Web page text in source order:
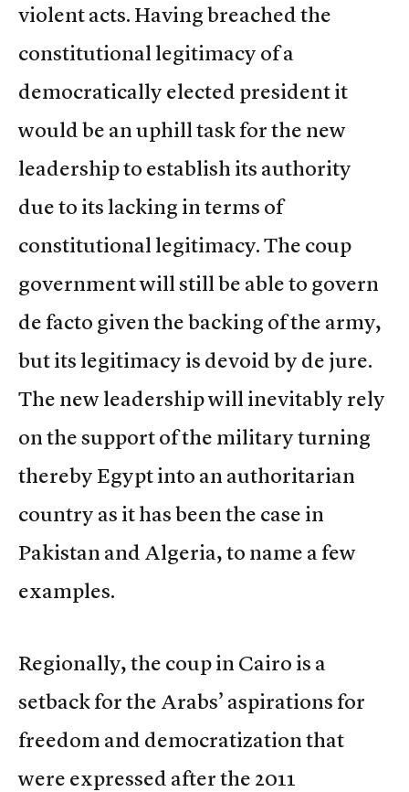
violent acts. Having breached the
constitutional legitimacy of a
democratically elected president it
would be an uphill task for the new
leadership to establish its authority
due to its lacking in terms of
constitutional legitimacy. The coup
government will still be able to govern
de facto given the backing of the army,
but its legitimacy is devoid by de jure.
The new leadership will inevitably rely
on the support of the military turning
thereby Egypt into an authoritarian
country as it has been the case in
Pakistan and Algeria, to name a few
examples.
Regionally, the coup in Cairo is a
setback for the Arabs’ aspirations for
freedom and democratization that
were expressed after the 2011